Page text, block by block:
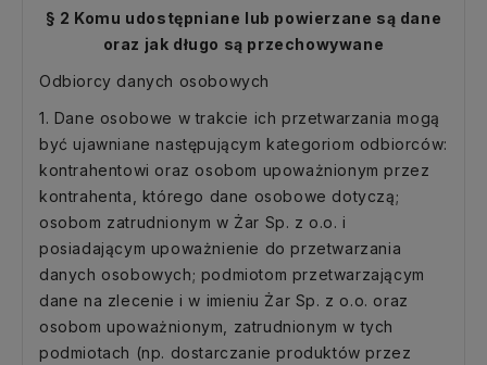
§ 2 Komu udostępniane lub powierzane są dane
oraz jak długo są przechowywane
Odbiorcy danych osobowych
1. Dane osobowe w trakcie ich przetwarzania mogą
być ujawniane następującym kategoriom odbiorców:
kontrahentowi oraz osobom upoważnionym przez
kontrahenta, którego dane osobowe dotyczą;
osobom zatrudnionym w Żar Sp. z o.o. i
posiadającym upoważnienie do przetwarzania
danych osobowych; podmiotom przetwarzającym
dane na zlecenie i w imieniu Żar Sp. z o.o. oraz
osobom upoważnionym, zatrudnionym w tych
podmiotach (np. dostarczanie produktów przez